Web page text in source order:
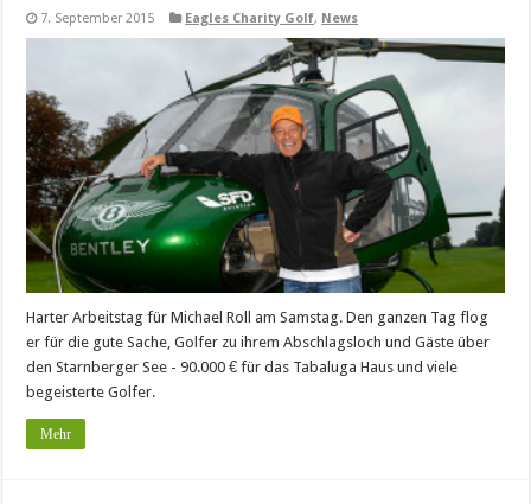
7. September 2015 Eagles Charity Golf, News
Harter Arbeitstag für Michael Roll am Samstag. Den ganzen Tag flog
er für die gute Sache, Golfer zu ihrem Abschlagsloch und Gäste über
den Starnberger See - 90.000 € für das Tabaluga Haus und viele
begeisterte Golfer.
Mehr